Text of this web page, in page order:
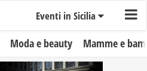
Eventi in Sicilia
Moda e beauty Mamme e